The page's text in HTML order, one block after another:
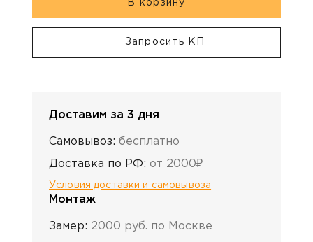
В корзину
Запросить КП
Доставим за 3 дня
Самовывоз: бесплатно
Доставка по РФ: от 2000₽
Условия доставки и самовывоза
Монтаж
Замер: 2000 руб. по Москве